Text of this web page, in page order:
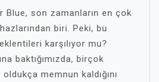
Blue, son zamanların en çok
biri. Peki, bu
karşılıyor mu?
baktığımızda, birçok
memnun kaldığını